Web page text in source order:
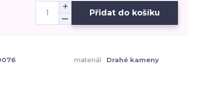
Přidat do košíku
materiál: Drahé kameny